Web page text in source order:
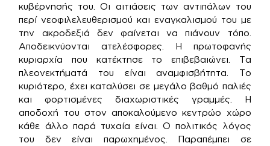
κυβέρνησής του. Οι αιτιάσεις των αντιπάλων του
περί νεοφιλελευθερισμού και εναγκαλισμού του με
την ακροδεξιά δεν φαίνεται να πιάνουν τόπο.
Αποδεικνύονται ατελέσφορες. Η πρωτοφανής
κυριαρχία που κατέκτησε το επιβεβαιώνει. Τα
πλεονεκτήματά του είναι αναμφισβήτητα. Το
κυριότερο, έχει καταλύσει σε μεγάλο βαθμό παλιές
και φορτισμένες διαχωριστικές γραμμές. Η
αποδοχή του στον αποκαλούμενο κεντρώο χώρο
κάθε άλλο παρά τυχαία είναι. Ο πολιτικός λόγος
του δεν είναι παρωχημένος. Παραπέμπει σε